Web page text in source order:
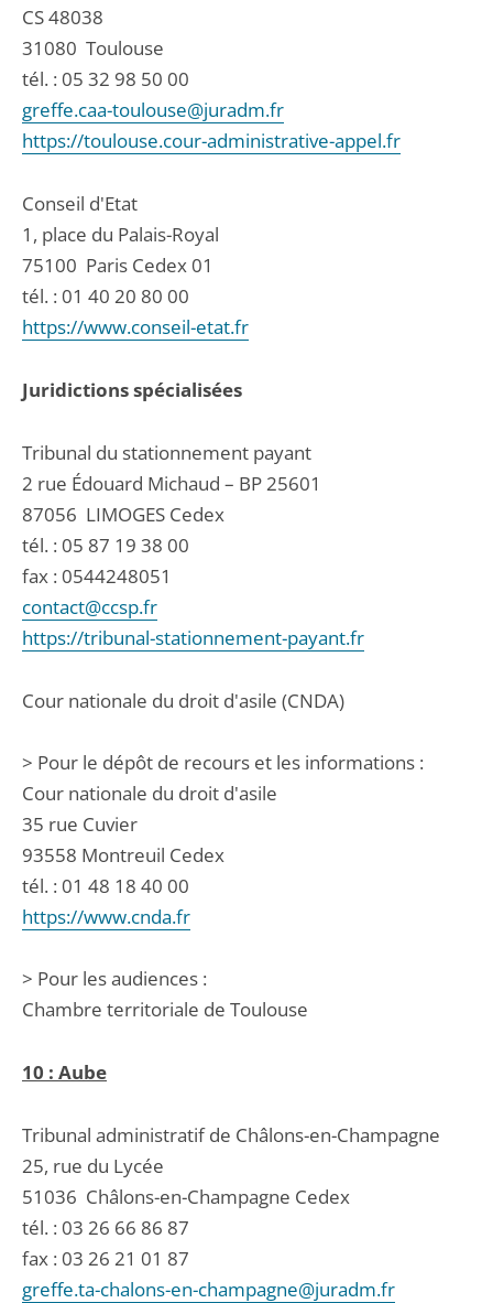
CS 48038
31080 Toulouse
tél. : 05 32 98 50 00
greffe.caa-toulouse@juradm.fr
https://toulouse.cour-administrative-appel.fr
Conseil d'Etat
1, place du Palais-Royal
75100 Paris Cedex 01
tél. : 01 40 20 80 00
https://www.conseil-etat.fr
Juridictions spécialisées
Tribunal du stationnement payant
2 rue Édouard Michaud – BP 25601
87056 LIMOGES Cedex
tél. : 05 87 19 38 00
fax : 0544248051
contact@ccsp.fr
https://tribunal-stationnement-payant.fr
Cour nationale du droit d'asile (CNDA)
> Pour le dépôt de recours et les informations :
Cour nationale du droit d'asile
35 rue Cuvier
93558 Montreuil Cedex
tél. : 01 48 18 40 00
https://www.cnda.fr
> Pour les audiences :
Chambre territoriale de Toulouse
10 : Aube
Tribunal administratif de Châlons-en-Champagne
25, rue du Lycée
51036 Châlons-en-Champagne Cedex
tél. : 03 26 66 86 87
fax : 03 26 21 01 87
greffe.ta-chalons-en-champagne@juradm.fr